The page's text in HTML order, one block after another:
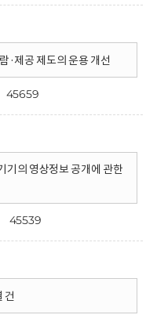
·제공 제도의 운용 개선
45659
기의 영상정보 공개에 관한
45539
건